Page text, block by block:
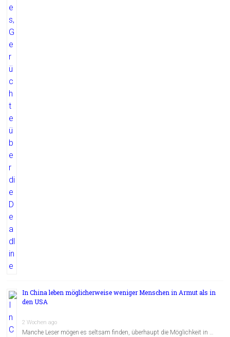
In China leben möglicherweise weniger Menschen in Armut als in
den USA
2 Wochen ago
Manche Leser mögen es seltsam finden, überhaupt die Möglichkeit in …